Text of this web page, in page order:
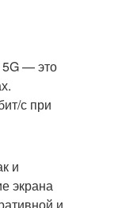
5G — это
с при
и
экрана